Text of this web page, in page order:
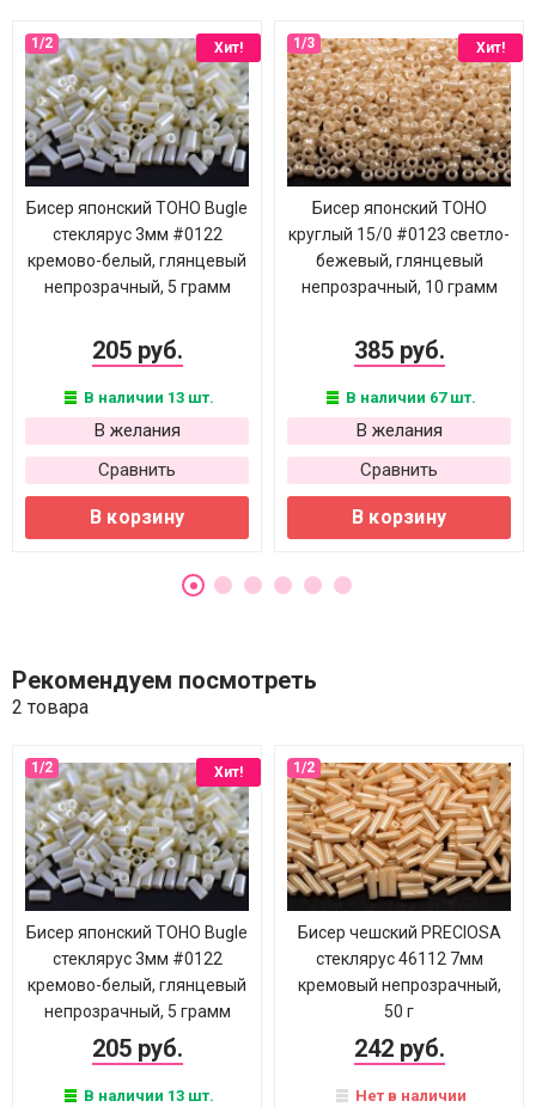
Хит!
Бисер японский TOHO Bugle
стеклярус 3мм #0122
кремово-белый, глянцевый
непрозрачный, 5 грамм
205 руб.
В наличии 13 шт.
В желания
Сравнить
В корзину
Хит!
Бисер японский TOHO
круглый 15/0 #0123 светло-
бежевый, глянцевый
непрозрачный, 10 грамм
385 руб.
В наличии 67 шт.
В желания
Сравнить
В корзину
Рекомендуем посмотреть
2 товара
Хит!
Бисер японский TOHO Bugle
стеклярус 3мм #0122
кремово-белый, глянцевый
непрозрачный, 5 грамм
205 руб.
В наличии 13 шт.
Бисер чешский PRECIOSA
стеклярус 46112 7мм
кремовый непрозрачный,
50 г
242 руб.
Нет в наличии